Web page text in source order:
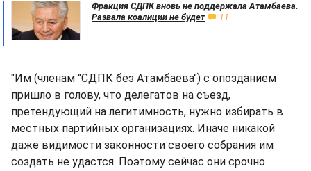
Фракция СДПК вновь не поддержала Атамбаева.
Развала коалиции не будет
11
"Им (членам "СДПК без Атамбаева") с опозданием
пришло в голову, что делегатов на съезд,
претендующий на легитимность, нужно избирать в
местных партийных организациях. Иначе никакой
даже видимости законности своего собрания им
создать не удастся. Поэтому сейчас они срочно